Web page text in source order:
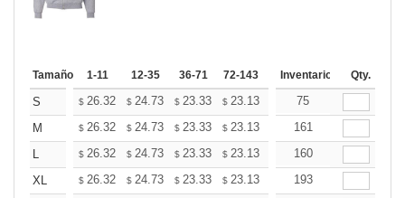
Tamaño 1-11 12-35 36-71 72-143 144-287 288 +
Inventario Qty.
S $ 26.32 $ 24.73 $ 23.33 $ 23.13 22.73
75
M
$ 26.32 $ 24.73 $ 23.33 $ 23.13 22.73
161
L
$ 26.32 $ 24.73 $ 23.33 $ 23.13 22.73
160
XL
$ 26.32 $ 24.73 $ 23.33 $ 23.13 22.73
193